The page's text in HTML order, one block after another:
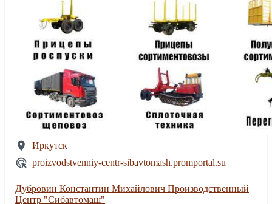
Иркутск
proizvodstvenniy-centr-sibavtomash.promportal.su
Дубровин Константин Михайлович Производственный
Центр "Сибавтомаш"